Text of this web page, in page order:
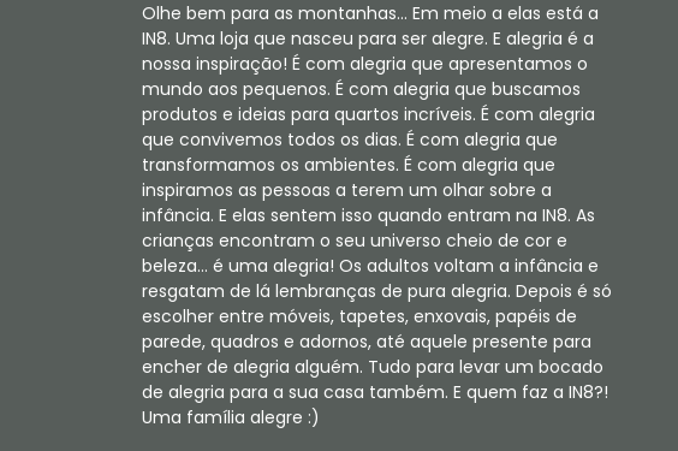
Olhe bem para as montanhas... Em meio a elas está a
IN8. Uma loja que nasceu para ser alegre. E alegria é a
nossa inspiração! É com alegria que apresentamos o
mundo aos pequenos. É com alegria que buscamos
produtos e ideias para quartos incríveis. É com alegria
que convivemos todos os dias. É com alegria que
transformamos os ambientes. É com alegria que
inspiramos as pessoas a terem um olhar sobre a
infância. E elas sentem isso quando entram na IN8. As
crianças encontram o seu universo cheio de cor e
beleza... é uma alegria! Os adultos voltam a infância e
resgatam de lá lembranças de pura alegria. Depois é só
escolher entre móveis, tapetes, enxovais, papéis de
parede, quadros e adornos, até aquele presente para
encher de alegria alguém. Tudo para levar um bocado
de alegria para a sua casa também. E quem faz a IN8?!
Uma família alegre :)